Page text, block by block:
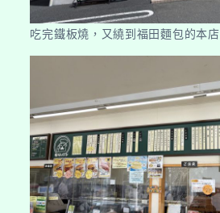
吃完鐵板燒，又繞到福田麵包的本店